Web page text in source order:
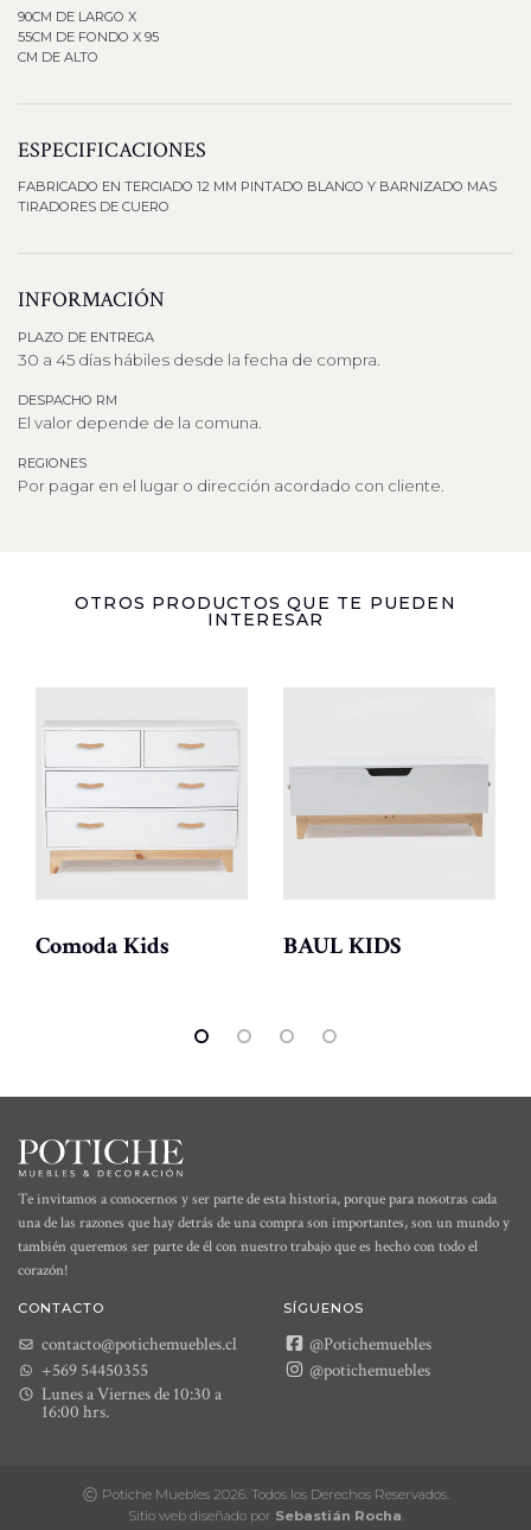
90CM DE LARGO X
55CM DE FONDO X 95
CM DE ALTO
ESPECIFICACIONES
FABRICADO EN TERCIADO 12 MM PINTADO BLANCO Y BARNIZADO MAS
TIRADORES DE CUERO
INFORMACIÓN
PLAZO DE ENTREGA
30 a 45 días hábiles desde la fecha de compra.
DESPACHO RM
El valor depende de la comuna.
REGIONES
Por pagar en el lugar o dirección acordado con cliente.
OTROS PRODUCTOS QUE TE PUEDEN
INTERESAR
Comoda Kids BAUL KIDS
Te invitamos a conocernos y ser parte de esta historia, porque para nosotras cada
una de las razones que hay detrás de una compra son importantes, son un mundo y
también queremos ser parte de él con nuestro trabajo que es hecho con todo el
corazón!
CONTACTO
contacto@potichemuebles.cl
+569 54450355
Lunes a Viernes de 10:30 a
16:00 hrs.
SÍGUENOS
@Potichemuebles
@potichemuebles
Potiche Muebles 2026. Todos los Derechos Reservados.
Sitio web diseñado por Sebastián Rocha.